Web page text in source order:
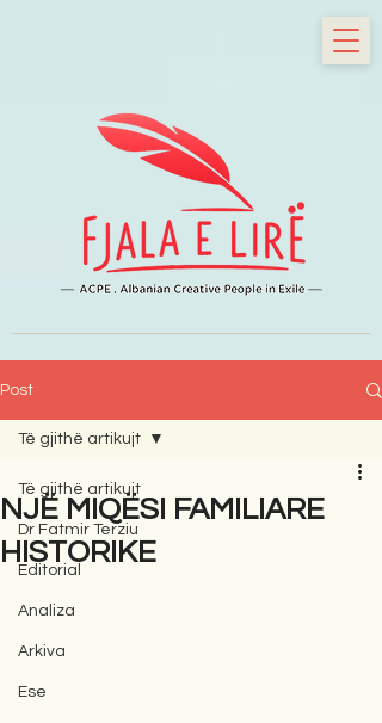
Post
Të gjithë artikujt
Dr Fatmir Terziu
Editorial
Analiza
Arkiva
Ese
Të gjithë artikujt
NJË MIQËSI FAMILIARE
HISTORIKE